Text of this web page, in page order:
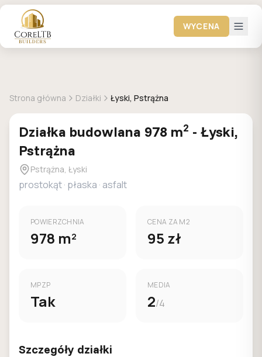
WYCENA
Strona główna Działki Łyski, Pstrążna
Działka budowlana 978 m2 - Łyski,
Pstrążna
Pstrążna, Łyski
prostokąt· płaska · asfalt
POWIERZCHNIA
978 m2
CENA ZA M2
95 zł
MPZP
Tak
MEDIA
2/4
Szczegóły działki